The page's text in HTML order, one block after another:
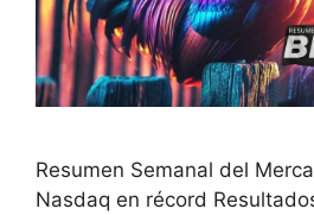
Resumen Semanal del
Nasdaq en récord